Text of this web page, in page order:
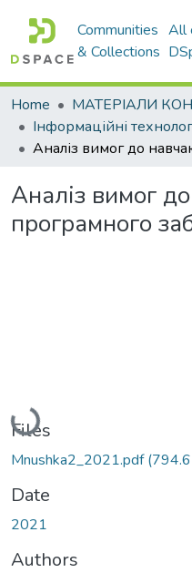
Communities
& Collections
All
Home
Аналіз вимог
програмного
Loading...
Files
Mnushka2_2021.pdf
Date
2021
Authors